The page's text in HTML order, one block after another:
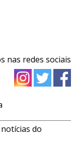
nas redes sociais
do